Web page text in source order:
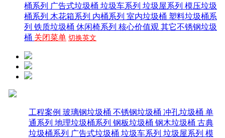
桶系列 广告式垃圾桶 垃圾车系列 垃圾屋系列 模压垃圾
桶系列 木花箱系列 内桶系列 室内垃圾桶 塑料垃圾桶系
列 铁质垃圾桶 休闲椅系列 核心价值观 其它不锈钢垃圾
桶 关闭菜单 切换英文
工程案例 玻璃钢垃圾桶 不锈钢垃圾桶 冲孔垃圾桶 单
通系列 地理垃圾桶系列 钢板垃圾桶 钢木垃圾桶 古典
垃圾桶系列 广告式垃圾桶 垃圾车系列 垃圾屋系列 模